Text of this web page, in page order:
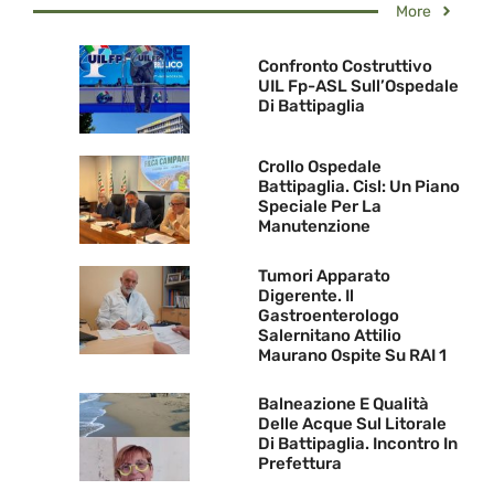
More
Confronto Costruttivo
UIL Fp-ASL Sull’Ospedale
Di Battipaglia
Crollo Ospedale
Battipaglia. Cisl: Un Piano
Speciale Per La
Manutenzione
Tumori Apparato
Digerente. Il
Gastroenterologo
Salernitano Attilio
Maurano Ospite Su RAI 1
Balneazione E Qualità
Delle Acque Sul Litorale
Di Battipaglia. Incontro In
Prefettura